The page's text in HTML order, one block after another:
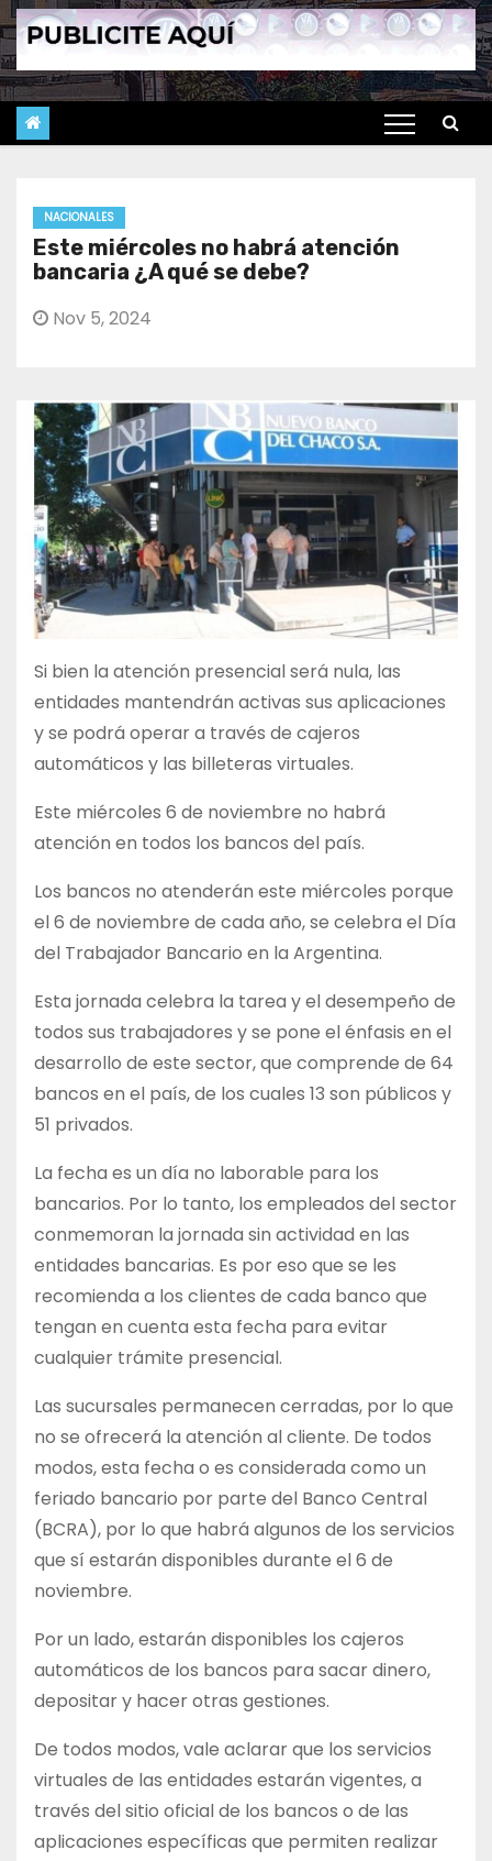
NACIONALES
Este miércoles no habrá atención
bancaria ¿A qué se debe?
Nov 5, 2024
Si bien la atención presencial será nula, las
entidades mantendrán activas sus aplicaciones
y se podrá operar a través de cajeros
automáticos y las billeteras virtuales.
Este miércoles 6 de noviembre no habrá
atención en todos los bancos del país.
Los bancos no atenderán este miércoles porque
el 6 de noviembre de cada año, se celebra el Día
del Trabajador Bancario en la Argentina.
Esta jornada celebra la tarea y el desempeño de
todos sus trabajadores y se pone el énfasis en el
desarrollo de este sector, que comprende de 64
bancos en el país, de los cuales 13 son públicos y
51 privados.
La fecha es un día no laborable para los
bancarios. Por lo tanto, los empleados del sector
conmemoran la jornada sin actividad en las
entidades bancarias. Es por eso que se les
recomienda a los clientes de cada banco que
tengan en cuenta esta fecha para evitar
cualquier trámite presencial.
Las sucursales permanecen cerradas, por lo que
no se ofrecerá la atención al cliente. De todos
modos, esta fecha o es considerada como un
feriado bancario por parte del Banco Central
(BCRA), por lo que habrá algunos de los servicios
que sí estarán disponibles durante el 6 de
noviembre.
Por un lado, estarán disponibles los cajeros
automáticos de los bancos para sacar dinero,
depositar y hacer otras gestiones.
De todos modos, vale aclarar que los servicios
virtuales de las entidades estarán vigentes, a
través del sitio oficial de los bancos o de las
aplicaciones específicas que permiten realizar